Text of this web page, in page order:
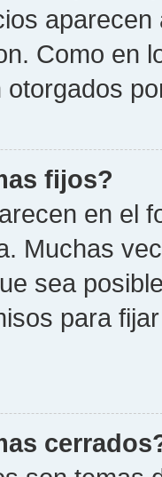
Como en
fijos?
en el
Muchas
sea
para